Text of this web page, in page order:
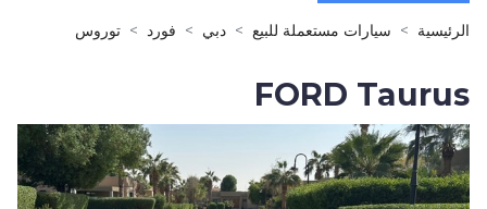
الرئيسية سيارات مستعملة للبيع دبي فورد توروس
FORD Taurus